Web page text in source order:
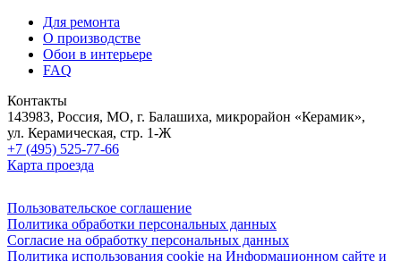
Для ремонта
О производстве
Обои в интерьере
FAQ
Контакты
143983, Россия, МО, г. Балашиха, микрорайон «Керамик»,
ул. Керамическая, стр. 1-Ж
+7 (495) 525-77-66
Карта проезда
Пользовательское соглашение
Политика обработки персональных данных
Согласие на обработку персональных данных
Политика использования cookie на Информационном сайте и